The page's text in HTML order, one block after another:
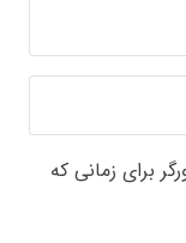
برای زمانی که